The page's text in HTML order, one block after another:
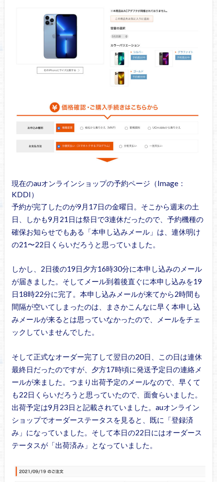
現在のauオンラインショップの予約ページ（Image：
KDDI）
予約が完了したのが9月17日の金曜日。そこから週末の土
日、しかも9月21日は祭日で3連休だったので、予約機種の
確保お知らせでもある「本申し込みメール」は、連休明け
の21〜22日くらいだろうと思っていました。
しかし、2日後の19日夕方16時30分に本申し込みのメール
が届きました。そしてメール到着後直ぐに本申し込みを19
日18時22分に完了。本申し込みメールが来てから2時間も
間隔が空いてしまったのは、まさかこんなに早く本申し込
みメールが来るとは思っていなかったので、メールをチェ
ックしていませんでした。
そして正式なオーダー完了して翌日の20日、この日は連休
最終日だったのですが、夕方17時頃に発送予定日の連絡メ
ールが来ました。つまり出荷予定のメールなので、早くて
も22日くらいだろうと思っていたので、面食らいました。
出荷予定は9月23日と記載されていました。auオンライン
ショップでオーダーステータスを見ると、既に「登録済
み」になっていました。そして本日の22日にはオーダース
テータスが「出荷済み」となっていました。